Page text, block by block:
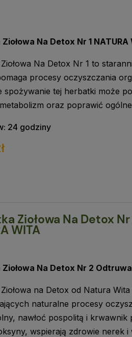
Na Detox Nr 1 NATURA
Na Detox Nr 1 to
procesy oczyszczania
spożywanie tej herbatki może
oraz poprawić
24 godziny
Ziołowa Na Detox
WITA
Na Detox Nr 2
na Detox od Natura
naturalne procesy
nawłoć pospolitą i krwawnik
wspierają zdrowie nerek